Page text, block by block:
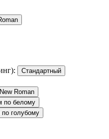
Стандартный
Roman
по белому
голубому